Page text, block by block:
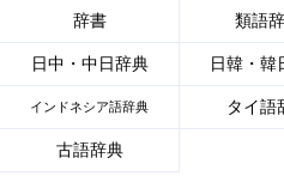
辞書 類語
日中・中日辞典 日韓・韓
インドネシア語辞典 タイ語
古語辞典